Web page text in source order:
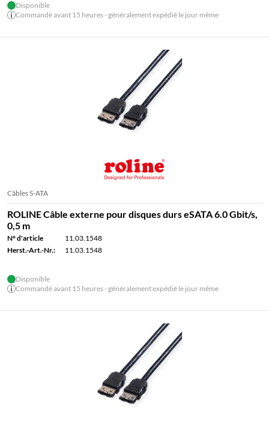
Disponible
Commandé avant 15 heures - généralement expédié le jour même
Câbles S-ATA
ROLINE Câble externe pour disques durs eSATA 6.0 Gbit/s,
0,5 m
N° d'article
11.03.1548
Herst.-Art.-Nr.:
11.03.1548
Disponible
Commandé avant 15 heures - généralement expédié le jour même